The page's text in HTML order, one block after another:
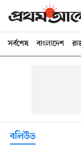
সর্বশেষ বাংলাদেশ
বলিউড